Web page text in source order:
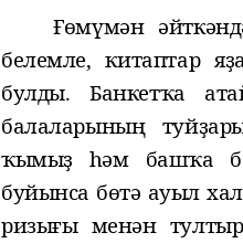
Ғөмүмән
белемле, китаптар
булды.Банкетҡа
балаларының
ҡымыҙ һәм башҡа
буйынса бөтә ауыл
ризығы менән